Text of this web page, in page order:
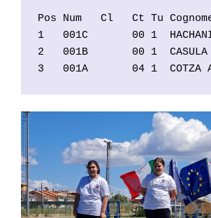
Pos Num   Cl   Ct Tu
1   001C       00 1
2   001B       00 1
3   001A       04 1